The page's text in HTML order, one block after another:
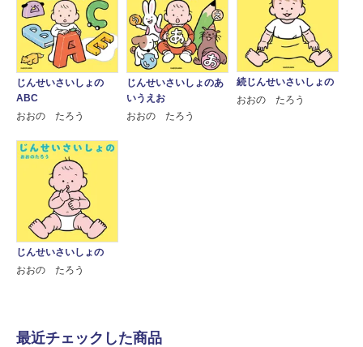
じんせいさいしょの
ABC
おおの たろう
じんせいさいしょのあ
いうえお
おおの たろう
続じんせいさいしょの
おおの たろう
じんせいさいしょの
おおの たろう
最近チェックした商品